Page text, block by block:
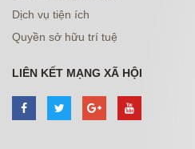
Dịch vụ tiện ích
Quyền sở hữu trí tuệ
LIÊN KẾT MẠNG XÃ HỘI